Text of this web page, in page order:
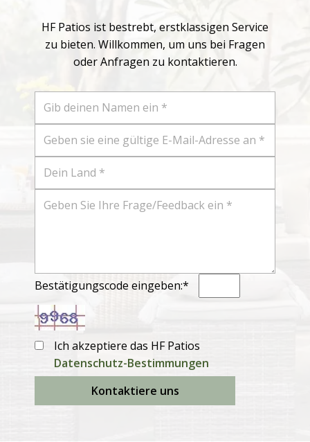
HF Patios ist bestrebt, erstklassigen Service
zu bieten. Willkommen, um uns bei Fragen
oder Anfragen zu kontaktieren.
Bestätigungscode eingeben:*
Ich akzeptiere das HF Patios
Datenschutz-Bestimmungen
Kontaktiere uns